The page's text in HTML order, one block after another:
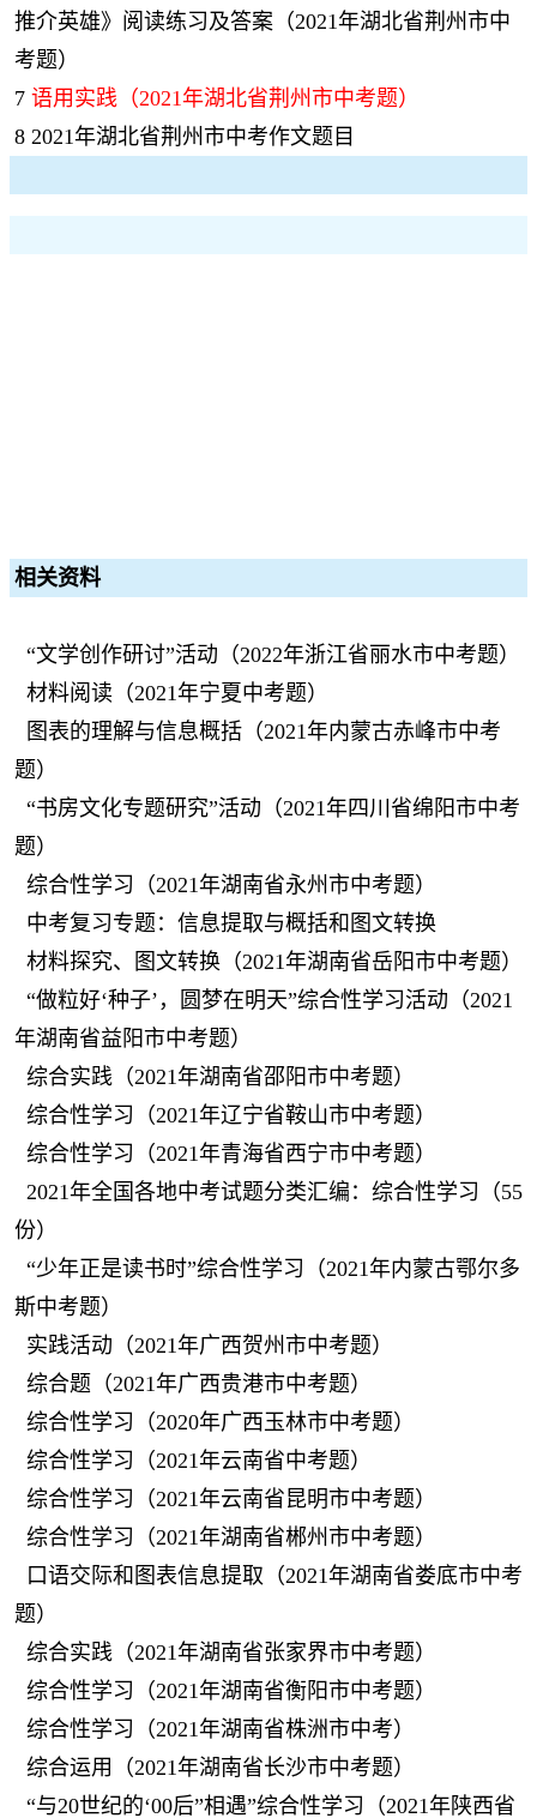
推介英雄》阅读练习及答案（2021年湖北省荆州市中
考题）
7 语用实践（2021年湖北省荆州市中考题）
8 2021年湖北省荆州市中考作文题目
相关资料
“文学创作研讨”活动（2022年浙江省丽水市中考题）
材料阅读（2021年宁夏中考题）
图表的理解与信息概括（2021年内蒙古赤峰市中考
题）
“书房文化专题研究”活动（2021年四川省绵阳市中考
题）
综合性学习（2021年湖南省永州市中考题）
中考复习专题：信息提取与概括和图文转换
材料探究、图文转换（2021年湖南省岳阳市中考题）
“做粒好‘种子’，圆梦在明天”综合性学习活动（2021
年湖南省益阳市中考题）
综合实践（2021年湖南省邵阳市中考题）
综合性学习（2021年辽宁省鞍山市中考题）
综合性学习（2021年青海省西宁市中考题）
2021年全国各地中考试题分类汇编：综合性学习（55
份）
“少年正是读书时”综合性学习（2021年内蒙古鄂尔多
斯中考题）
实践活动（2021年广西贺州市中考题）
综合题（2021年广西贵港市中考题）
综合性学习（2020年广西玉林市中考题）
综合性学习（2021年云南省中考题）
综合性学习（2021年云南省昆明市中考题）
综合性学习（2021年湖南省郴州市中考题）
口语交际和图表信息提取（2021年湖南省娄底市中考
题）
综合实践（2021年湖南省张家界市中考题）
综合性学习（2021年湖南省衡阳市中考题）
综合性学习（2021年湖南省株洲市中考）
综合运用（2021年湖南省长沙市中考题）
“与20世纪的‘00后”相遇”综合性学习（2021年陕西省